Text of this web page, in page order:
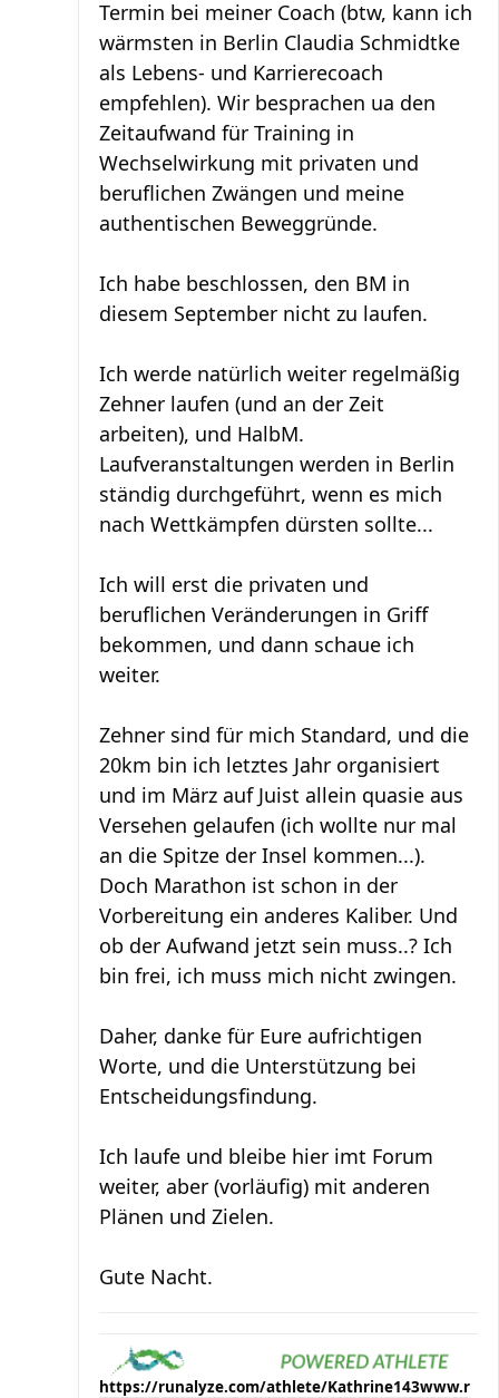
Termin bei meiner Coach (btw, kann ich
wärmsten in Berlin Claudia Schmidtke
als Lebens- und Karrierecoach
empfehlen). Wir besprachen ua den
Zeitaufwand für Training in
Wechselwirkung mit privaten und
beruflichen Zwängen und meine
authentischen Beweggründe.
Ich habe beschlossen, den BM in
diesem September nicht zu laufen.
Ich werde natürlich weiter regelmäßig
Zehner laufen (und an der Zeit
arbeiten), und HalbM.
Laufveranstaltungen werden in Berlin
ständig durchgeführt, wenn es mich
nach Wettkämpfen dürsten sollte...
Ich will erst die privaten und
beruflichen Veränderungen in Griff
bekommen, und dann schaue ich
weiter.
Zehner sind für mich Standard, und die
20km bin ich letztes Jahr organisiert
und im März auf Juist allein quasie aus
Versehen gelaufen (ich wollte nur mal
an die Spitze der Insel kommen...).
Doch Marathon ist schon in der
Vorbereitung ein anderes Kaliber. Und
ob der Aufwand jetzt sein muss..? Ich
bin frei, ich muss mich nicht zwingen.
Daher, danke für Eure aufrichtigen
Worte, und die Unterstützung bei
Entscheidungsfindung.
Ich laufe und bleibe hier imt Forum
weiter, aber (vorläufig) mit anderen
Plänen und Zielen.
Gute Nacht.
https://runalyze.com/athlete/Kathrine143www.r